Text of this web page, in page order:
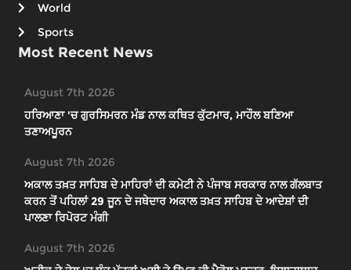
World
Sports
Most Recent News
August 7th 2026
ਹਰਿਆਣਾ 'ਚ ਗੁਰਸਿਮਰਨ ਮੰਡ ਨਾਲ ਕਥਿਤ ਕੁੱਟਮਾਰ, ਮਾਹੌਲ ਬਣਿਆ
ਤਣਾਅਪੂਰਨ
August 7th 2026
ਅਕਾਲ ਤਖ਼ਤ ਸਾਹਿਬ ਦੇ ਮਾਹਿਰਾਂ ਦੀ ਕਮੇਟੀ ਨੇ ਪੰਜਾਬ ਸਰਕਾਰ ਨਾਲ ਗੱਲਬਾਤ
ਕਰਨ ਤੋਂ ਪਹਿਲਾਂ 29 ਜੂਨ ਦੇ ਜਥੇਦਾਰ ਅਕਾਲ ਤਖ਼ਤ ਸਾਹਿਬ ਦੇ ਆਦੇਸ਼ਾਂ ਦੀ
ਪਾਲਣਾ ਰਿਪੋਰਟ ਮੰਗੀ
August 7th 2026